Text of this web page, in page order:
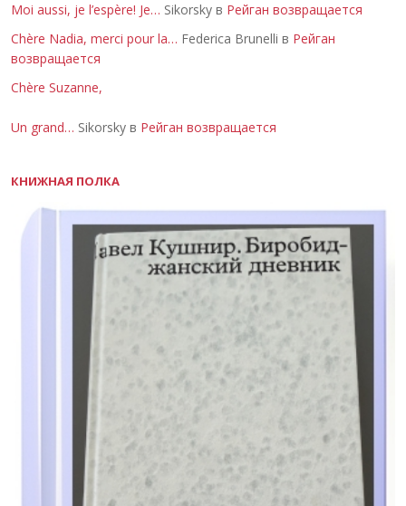
Moi aussi, je l’espère! Je… Sikorsky в Рейган возвращается
Chère Nadia, merci pour la… Federica Brunelli в Рейган
возвращается
Chère Suzanne,
Un grand… Sikorsky в Рейган возвращается
КНИЖНАЯ ПОЛКА